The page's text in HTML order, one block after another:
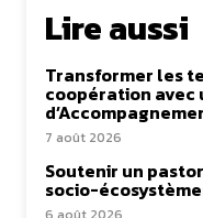
Lire aussi
Transformer les
coopération avec
7 août 2026
Soutenir un
socio-